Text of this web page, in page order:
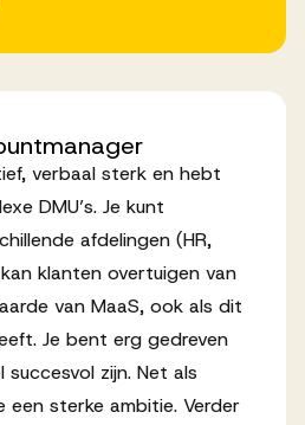
verbaal sterk en hebt
DMU’s. Je kunt
afdelingen (HR,
klanten overtuigen van
van MaaS, ook als dit
Je bent erg gedreven
zijn. Net als
een sterke ambitie. Verder